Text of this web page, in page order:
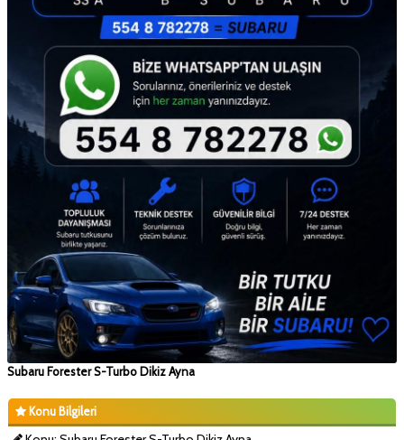
Subaru Forester S-Turbo Dikiz Ayna
Konu Bilgileri